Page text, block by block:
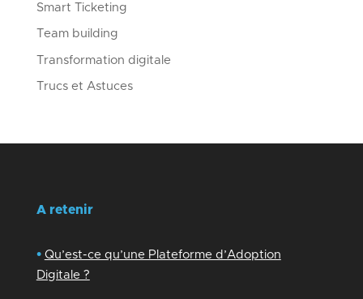
Smart Ticketing
Team building
Transformation digitale
Trucs et Astuces
A retenir
• Qu’est-ce qu’une Plateforme d’Adoption
Digitale ?